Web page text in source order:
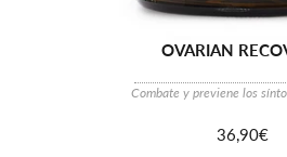
OVARIAN
Combate y previene los
36,90€